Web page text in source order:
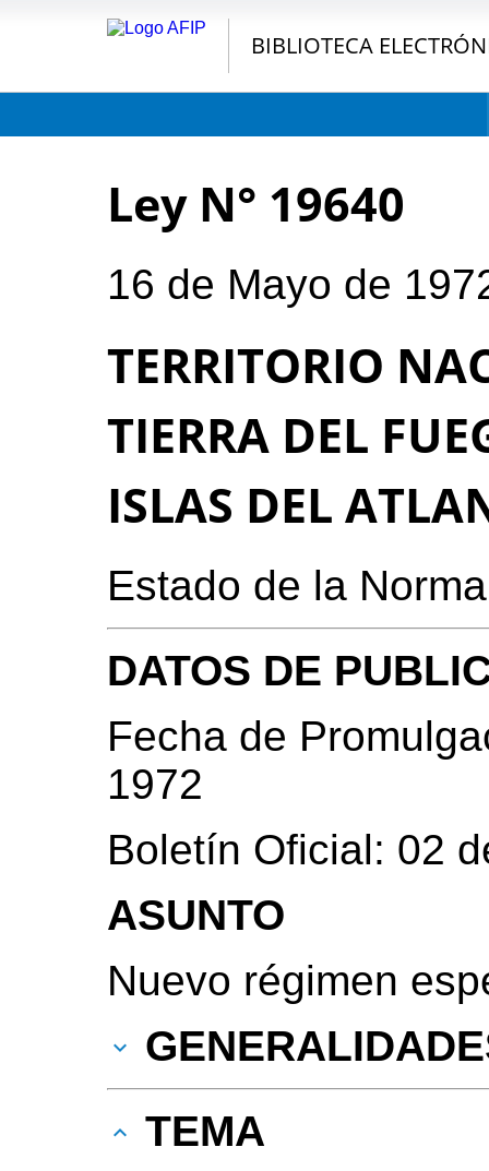
BIBLIOTECA
Ley N° 19640
16 de Mayo de
TERRITORIO
TIERRA DEL
ISLAS DEL
Estado de la
DATOS DE
Fecha de
1972
Boletín Oficial: 02
ASUNTO
Nuevo régimen
TEMA